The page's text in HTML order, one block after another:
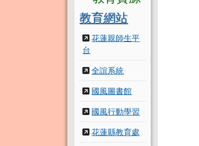
教育網站
花蓮親師生平
台
全誼系統
國風圖書館
國風行動學習
花蓮縣教育處